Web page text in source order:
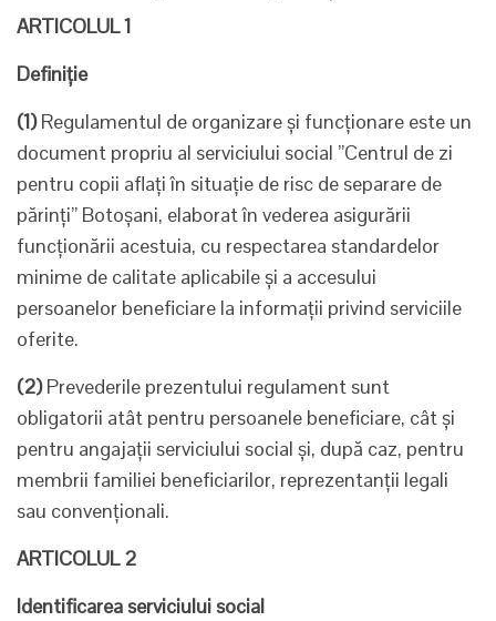
ARTICOLUL 1
Definiţie
(1)Regulamentul de organizare și funcționare este un
document propriu al serviciului social ”Centrul de zi
pentru copii aflați în situație de risc de separare de
părinți” Botoșani, elaborat în vederea asigurării
funcționării acestuia, cu respectarea standardelor
minime de calitate aplicabile și a accesului
persoanelor beneficiare la informații privind serviciile
oferite.
(2)Prevederile prezentului regulament sunt
obligatorii atât pentru persoanele beneficiare, cât și
pentru angajații serviciului social și, după caz, pentru
membrii familiei beneficiarilor, reprezentanții legali
sau convenționali.
ARTICOLUL 2
Identificarea serviciului social